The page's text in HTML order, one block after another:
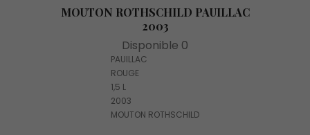
MOUTON ROTHSCHILD PAUILLAC
2003
Disponible 0
PAUILLAC
ROUGE
1,5 L
2003
MOUTON ROTHSCHILD